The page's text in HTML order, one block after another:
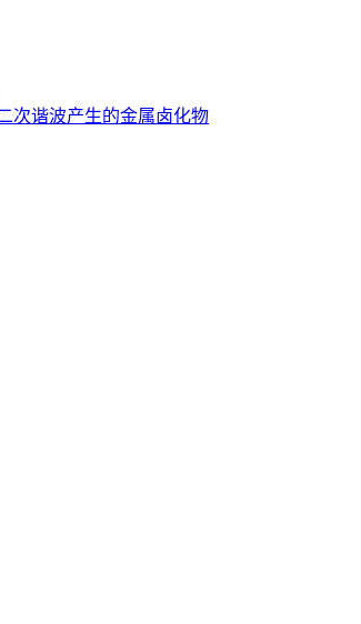
次谐波产生的金属卤化物